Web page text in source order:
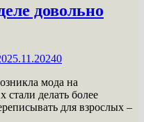
довольно
25.11.20240
мода на
стали делать более
для взрослых –